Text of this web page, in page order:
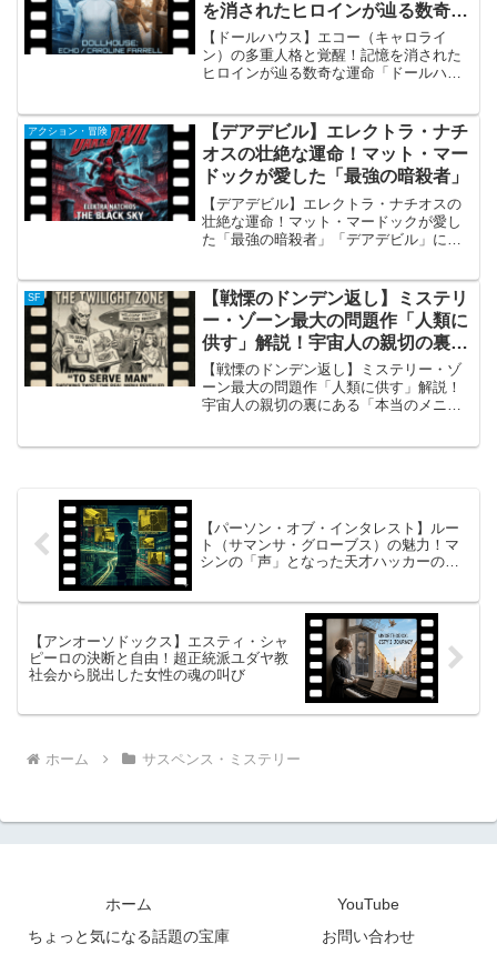
を消されたヒロインが辿る数奇な
運命
【ドールハウス】エコー（キャロライ
ン）の多重人格と覚醒！記憶を消された
ヒロインが辿る数奇な運命「ドールハウ
知られる鬼才ジョス・ウェドンが製作し
たSFサスペンスドラマ...
アクション・冒険
【デアデビル】エレクトラ・ナチ
オスの壮絶な運命！マット・マー
ドックが愛した「最強の暗殺者」
【デアデビル】エレクトラ・ナチオスの
壮絶な運命！マット・マードックが愛し
た「最強の暗殺者」「デアデビル」にお
シーズン2に登場し、物語に強烈な嵐を巻
き起こした...
SF
【戦慄のドンデン返し】ミステリ
ー・ゾーン最大の問題作「人類に
供す」解説！宇宙人の親切の裏に
ある「本当のメニュー」
【戦慄のドンデン返し】ミステリー・ゾ
ーン最大の問題作「人類に供す」解説！
宇宙人の親切の裏にある「本当のメニュ
【パーソン・オブ・インタレスト】ルー
ト（サマンサ・グローブス）の魅力！マ
シンの「声」となった天才ハッカーの愛
【アンオーソドックス】エスティ・シャ
ピーロの決断と自由！超正統派ユダヤ教
社会から脱出した女性の魂の叫び
ホーム サスペンス・ミステリー
ホーム
YouTube
ちょっと気になる話題の宝庫
お問い合わせ